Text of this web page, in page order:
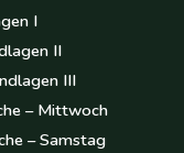
I
II
III
– Mittwoch
– Samstag